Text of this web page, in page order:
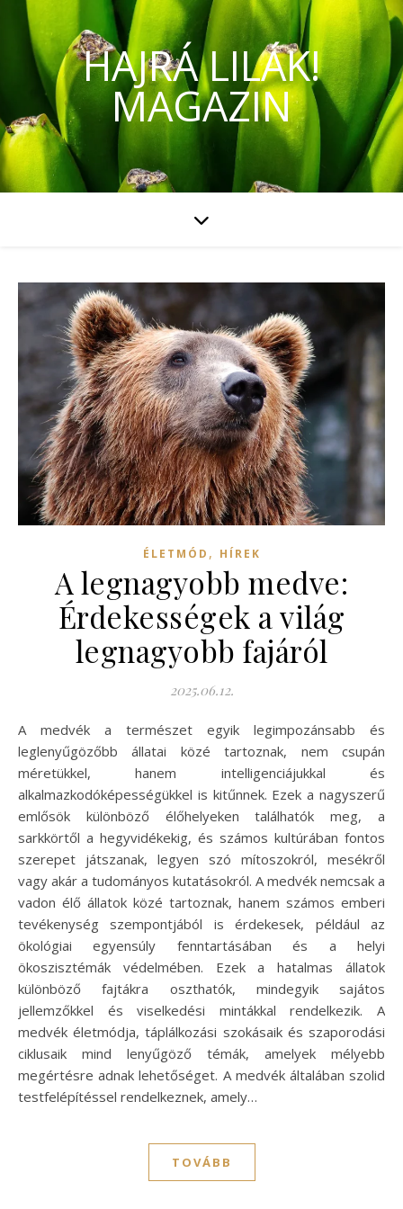
HAJRÁ LILÁK!
MAGAZIN
ÉLETMÓD , HÍREK
A legnagyobb medve:
Érdekességek a világ
legnagyobb fajáról
2025.06.12.
A medvék a természet egyik legimpozánsabb és
leglenyűgözőbb állatai közé tartoznak, nem csupán
méretükkel, hanem intelligenciájukkal és
alkalmazkodóképességükkel is kitűnnek. Ezek a nagyszerű
emlősök különböző élőhelyeken találhatók meg, a
sarkkörtől a hegyvidékekig, és számos kultúrában fontos
szerepet játszanak, legyen szó mítoszokról, mesékről
vagy akár a tudományos kutatásokról. A medvék nemcsak a
vadon élő állatok közé tartoznak, hanem számos emberi
tevékenység szempontjából is érdekesek, például az
ökológiai egyensúly fenntartásában és a helyi
ökoszisztémák védelmében. Ezek a hatalmas állatok
különböző fajtákra oszthatók, mindegyik sajátos
jellemzőkkel és viselkedési mintákkal rendelkezik. A
medvék életmódja, táplálkozási szokásaik és szaporodási
ciklusaik mind lenyűgöző témák, amelyek mélyebb
megértésre adnak lehetőséget. A medvék általában szolid
testfelépítéssel rendelkeznek, amely…
TOVÁBB